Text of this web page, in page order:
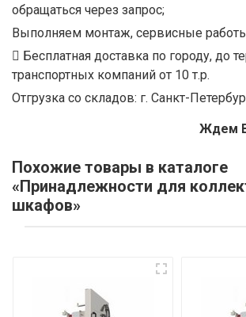
обращаться через запрос;
Выполняем монтаж, сервисные
Бесплатная доставка по городу, до
транспортных компаний от 10 т.р.
Отгрузка со складов: г. Санкт-
Ждем
Похожие товары в каталоге
«Принадлежности для
шкафов»